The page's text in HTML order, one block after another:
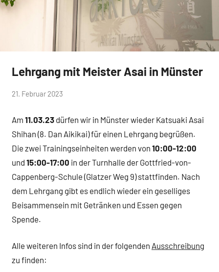
Allgemein
Lehrgang mit Meister Asai in Münster
von
Aikikai
21. Februar 2023
Am 11.03.23 dürfen wir in Münster wieder Katsuaki Asai
Shihan (8. Dan Aikikai) für einen Lehrgang begrüßen.
Die zwei Trainingseinheiten werden von 10:00-12:00
und 15:00-17:00 in der Turnhalle der Gottfried-von-
Cappenberg-Schule (Glatzer Weg 9) stattfinden. Nach
dem Lehrgang gibt es endlich wieder ein geselliges
Beisammensein mit Getränken und Essen gegen
Spende.
Alle weiteren Infos sind in der folgenden Ausschreibung
zu finden: